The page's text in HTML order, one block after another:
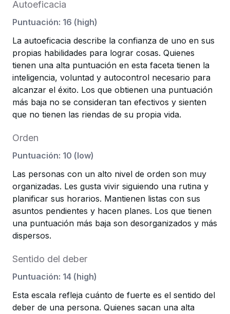
Autoeficacia
Puntuación: 16 (high)
La autoeficacia describe la confianza de uno en sus
propias habilidades para lograr cosas. Quienes
tienen una alta puntuación en esta faceta tienen la
inteligencia, voluntad y autocontrol necesario para
alcanzar el éxito. Los que obtienen una puntuación
más baja no se consideran tan efectivos y sienten
que no tienen las riendas de su propia vida.
Orden
Puntuación: 10 (low)
Las personas con un alto nivel de orden son muy
organizadas. Les gusta vivir siguiendo una rutina y
planificar sus horarios. Mantienen listas con sus
asuntos pendientes y hacen planes. Los que tienen
una puntuación más baja son desorganizados y más
dispersos.
Sentido del deber
Puntuación: 14 (high)
Esta escala refleja cuánto de fuerte es el sentido del
deber de una persona. Quienes sacan una alta